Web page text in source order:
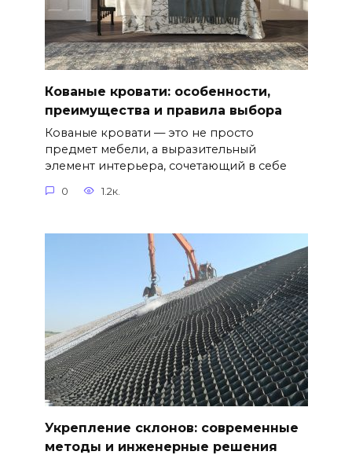
Кованые кровати: особенности,
преимущества и правила выбора
Кованые кровати — это не просто
предмет мебели, а выразительный
элемент интерьера, сочетающий в себе
0 1.2к.
Укрепление склонов: современные
методы и инженерные решения